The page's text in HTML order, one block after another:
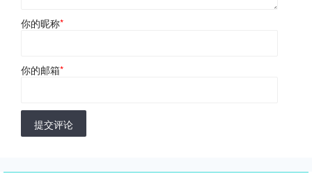
你的昵称*
你的邮箱*
提交评论